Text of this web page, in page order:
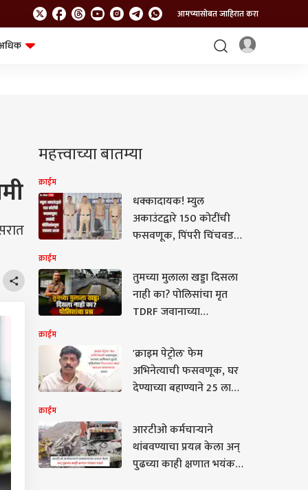
आमच्यासोबत जाहिरात करा
महत्त्वाच्या बातम्या
क्राईम
धक्कादायक! म्युल
अकाउंटद्वारे 150 कोटींची
फसवणूक, पिंपरी चिंचवड
पर्दाफाश
क्राईम
तुमच्या मुलाला खड्डा दिसला
नाही का? पोलिसांचा मृत
TDRF जवानाच्या
अविनाश जाधव संतापले
क्राईम
'क्राइम पेट्रोल' फेम
अभिनेत्याची फसवणूक, घर
देण्याच्या बहाण्याने 25 लाख
स्वत:ला संपवण्याचाही केला
प्रयत्न
क्राईम
आरटीओ कर्मचाऱ्याने
थांबवण्याचा प्रयत्न केला अन्
पुढच्या काही क्षणात भयंकर